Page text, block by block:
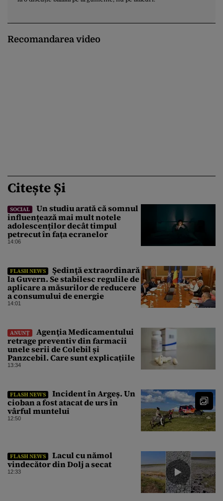
Recomandarea video
Citește Și
SOCIAL
Un studiu arată că somnul
influențează mai mult notele
adolescenților decât timpul
petrecut în fața ecranelor
14:06
FLASH NEWS
Şedinţă extraordinară
la Guvern. Se stabilesc regulile de
aplicare a măsurilor de reducere
a consumului de energie
14:01
ANUNȚ
Agenţia Medicamentului
retrage preventiv din farmacii
unele serii de Colebil și
Panzcebil. Care sunt explicațiile
13:34
FLASH NEWS
Incident în Argeș. Un
cioban a fost atacat de urs în
vârful muntelui
12:50
FLASH NEWS
Lacul cu nămol
vindecător din Dolj a secat
12:33